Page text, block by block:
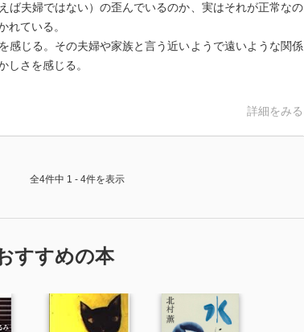
ば夫婦ではない）の歪んでいるのか、実はそれが正常なの
れている。
感じる。その夫婦や家族と言う近いようで遠いような関係
しさを感じる。
詳細をみる
全4件中 1 - 4件を表示
すすめの本